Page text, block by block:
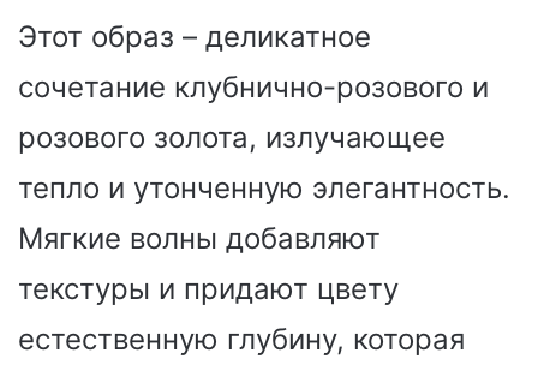
Этот образ – деликатное
сочетание клубнично-розового и
розового золота, излучающее
тепло и утонченную элегантность.
Мягкие волны добавляют
текстуры и придают цвету
естественную глубину, которая